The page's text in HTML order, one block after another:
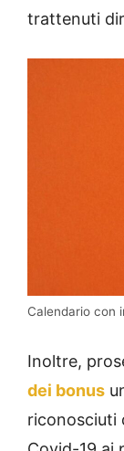
trattenuti
Calendario con
Inoltre,
dei bonus
riconosciuti